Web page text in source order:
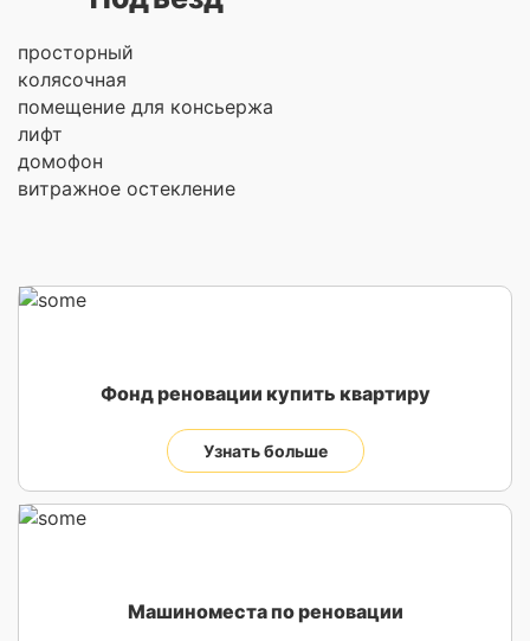
просторный
колясочная
помещение для консьержа
лифт
домофон
витражное остекление
Фонд реновации купить квартиру
Узнать больше
Машиноместа по реновации